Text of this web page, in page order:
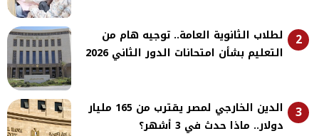
2
لطلاب الثانوية العامة.. توجيه هام من
التعليم بشأن امتحانات الدور الثاني 2026
3
الدين الخارجي لمصر يقترب من 165 مليار
دولار.. ماذا حدث في 3 أشهر؟